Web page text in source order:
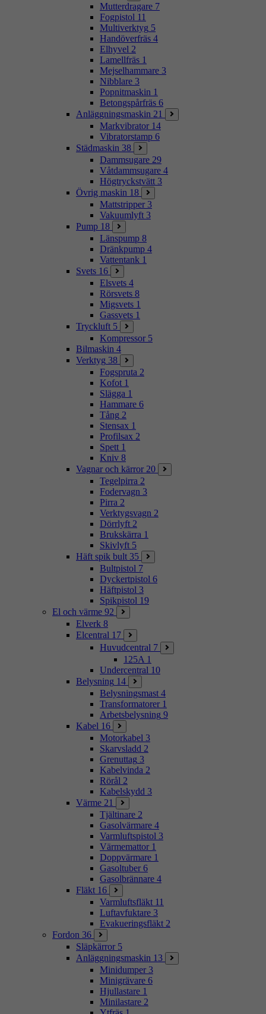
Mutterdragare 7
Fogpistol 11
Multiverktyg 5
Handöverfräs 4
Elhyvel 2
Lamellfräs 1
Mejselhammare 3
Nibblare 3
Popnitmaskin 1
Betongspårfräs 6
Anläggningsmaskin 21
Markvibrator 14
Vibratorstamp 6
Städmaskin 38
Dammsugare 29
Våtdammsugare 4
Högtryckstvätt 3
Övrig maskin 18
Mattstripper 3
Vakuumlyft 3
Pump 18
Länspump 8
Dränkpump 4
Vattentank 1
Svets 16
Elsvets 4
Rörsvets 8
Migsvets 1
Gassvets 1
Tryckluft 5
Kompressor 5
Bilmaskin 4
Verktyg 38
Fogspruta 2
Kofot 1
Slägga 1
Hammare 6
Tång 2
Stensax 1
Profilsax 2
Spett 1
Kniv 8
Vagnar och kärror 20
Tegelpirra 2
Fodervagn 3
Pirra 2
Verktygsvagn 2
Dörrlyft 2
Brukskärra 1
Skivlyft 5
Häft spik bult 35
Bultpistol 7
Dyckertpistol 6
Häftpistol 3
Spikpistol 19
El och värme 92
Elverk 8
Elcentral 17
Huvudcentral 7
125A 1
Undercentral 10
Belysning 14
Belysningsmast 4
Transformatorer 1
Arbetsbelysning 9
Kabel 16
Motorkabel 3
Skarvsladd 2
Grenuttag 3
Kabelvinda 2
Rörål 2
Kabelskydd 3
Värme 21
Tjältinare 2
Gasolvärmare 4
Varmluftspistol 3
Värmemattor 1
Doppvärmare 1
Gasoltuber 6
Gasolbrännare 4
Fläkt 16
Varmluftsfläkt 11
Luftavfuktare 3
Evakueringsfläkt 2
Fordon 36
Släpkärror 5
Anläggningsmaskin 13
Minidumper 3
Minigrävare 6
Hjullastare 1
Minilastare 2